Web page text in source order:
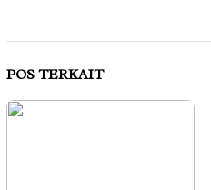
POS TERKAIT